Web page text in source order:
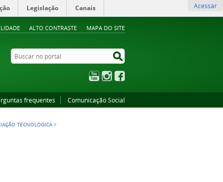
ALTO CONTRASTE MAPA DO SITE
Legislação Canais Acessar
Buscar no portal
YouTubeInstagram
frequentes Comunicação Social
TECNOLÓGICA >